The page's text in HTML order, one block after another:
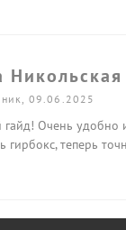
Никольская
09.06.2025
гайд! Очень удобно
гирбокс, теперь